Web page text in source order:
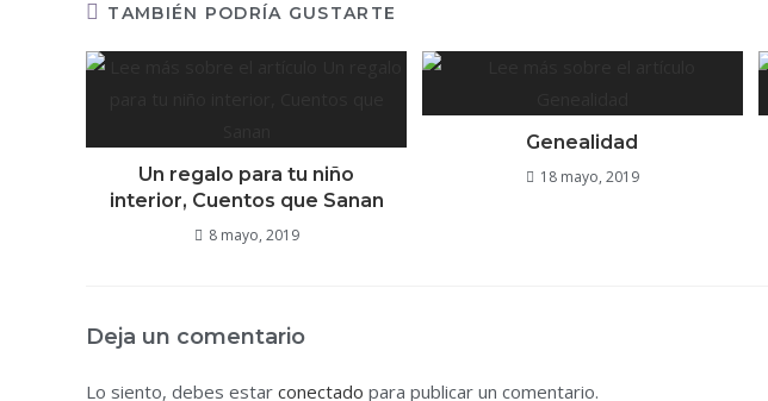
TAMBIÉN PODRÍA GUSTARTE
Un regalo para tu niño
interior, Cuentos que Sanan
8 mayo, 2019
Genealidad
18 mayo, 2019
Deja un comentario
Lo siento, debes estar conectado para publicar un comentario.